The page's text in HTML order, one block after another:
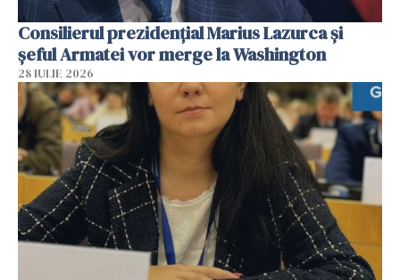
Consilierul prezidenţial Marius Lazurca și
șeful Armatei vor merge la Washington
28 IULIE 2026